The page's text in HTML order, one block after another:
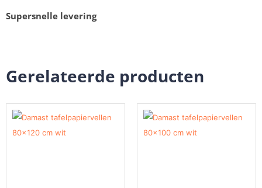
Supersnelle levering
Gerelateerde producten